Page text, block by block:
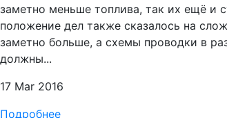
заметно меньше топлива, так их ещё и
положение дел также сказалось на
заметно больше, а схемы проводки в
должны...
17 Mar 2016
Подробнее